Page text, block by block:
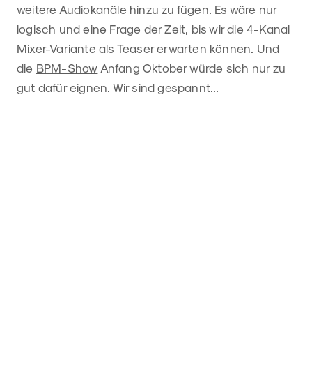
weitere Audiokanäle hinzu zu fügen. Es wäre nur
logisch und eine Frage der Zeit, bis wir die 4-Kanal
Mixer-Variante als Teaser erwarten können. Und
die BPM-Show Anfang Oktober würde sich nur zu
gut dafür eignen. Wir sind gespannt...